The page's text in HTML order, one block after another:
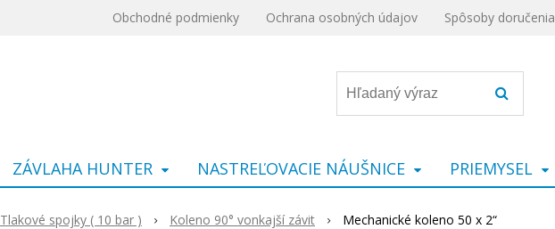
Obchodné podmienky Ochrana osobných údajov Spôsoby doručenia
ZÁVLAHA HUNTER NASTREĽOVACIE NÁUŠNICE PRIEMYSEL
Tlakové spojky ( 10 bar ) Koleno 90° vonkajší závit Mechanické koleno 50 x 2“